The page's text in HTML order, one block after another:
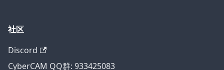
社区
Discord
CyberCAM QQ群: 933425083